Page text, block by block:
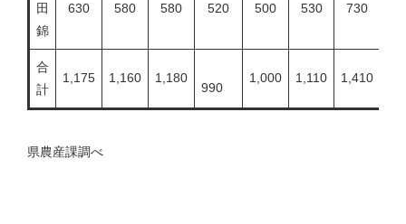
田
錦
630 580 580 520 500 530 730
合
計
1,175 1,160 1,180
990
1,000 1,110 1,410
県農産課調べ